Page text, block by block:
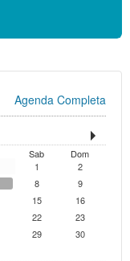
Agenda Completa
Sab
Dom
1
2
8
9
15
16
22
23
29
30